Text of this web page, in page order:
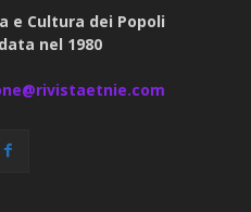
e Cultura dei Popoli
nel 1980